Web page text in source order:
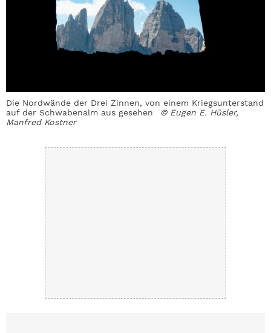
Die Nordwände der Drei Zinnen, von einem Kriegsunterstand
auf der Schwabenalm aus gesehen
© Eugen E. Hüsler,
Manfred Kostner